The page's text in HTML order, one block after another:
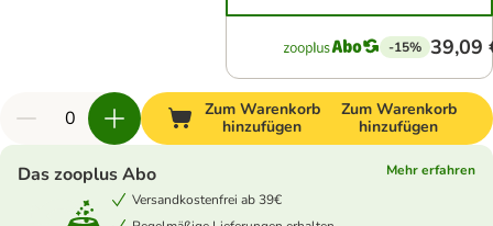
-15% 39,09
Zum Warenkorb
hinzufügen
Zum Warenkorb
hinzufügen
Das zooplus Abo
Mehr erfahren
Versandkostenfrei ab 39€